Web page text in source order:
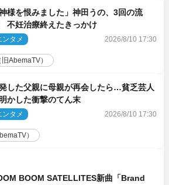
様を恨みました」神田うの、3回の流
不妊治療終えたきっかけ
ンタメ 2026/8/10 17:30
AbemaTV）
した父親に母親が再会したら…貧乏芸人
かした衝撃のてん末
ンタメ 2026/8/10 17:30
）
BOOM SATELLITES新曲「Brand